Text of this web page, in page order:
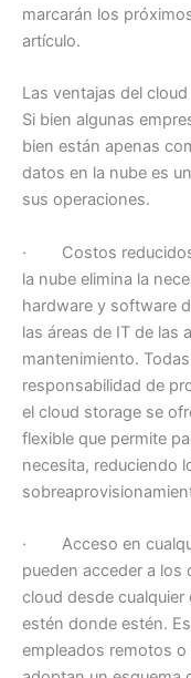
marcarán los
artículo.
Las ventajas del
Si bien algunas
bien están apenas
datos en la nube es
sus operaciones.
· Costos reducidos
la nube elimina la
hardware y software
las áreas de IT de las
mantenimiento.
responsabilidad de
el cloud storage se
flexible que permite
necesita, reduciendo
· Acceso en
pueden acceder a
cloud desde
estén donde estén.
empleados remotos